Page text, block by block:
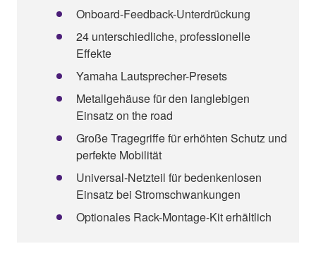
Onboard-Feedback-Unterdrückung
24 unterschiedliche, professionelle
Effekte
Yamaha Lautsprecher-Presets
Metallgehäuse für den langlebigen
Einsatz on the road
Große Tragegriffe für erhöhten Schutz und
perfekte Mobilität
Universal-Netzteil für bedenkenlosen
Einsatz bei Stromschwankungen
Optionales Rack-Montage-Kit erhältlich